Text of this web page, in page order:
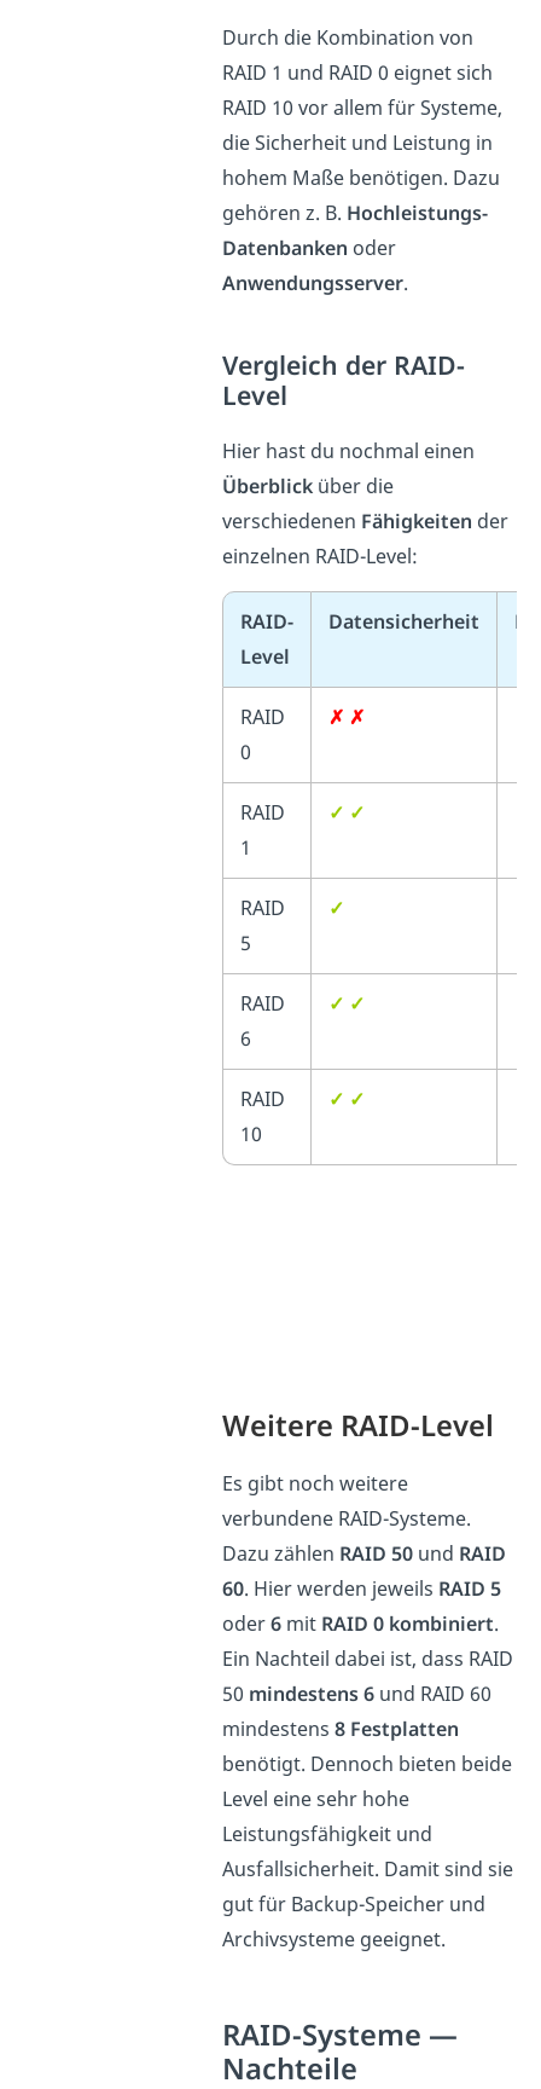
Durch die Kombination von
RAID 1 und RAID 0 eignet sich
RAID 10 vor allem für Systeme,
die Sicherheit und Leistung in
hohem Maße benötigen. Dazu
gehören z. B. Hochleistungs-
Datenbanken oder
Anwendungsserver.
Vergleich der RAID-
Level
Hier hast du nochmal einen
Überblick über die
verschiedenen Fähigkeiten der
einzelnen RAID-Level:
RAID-
Level
Datensicherheit
RAID
0
✗ ✗
RAID
1
✓ ✓
RAID
5
✓
RAID
6
✓ ✓
RAID
10
✓ ✓
Weitere RAID-Level
Es gibt noch weitere
verbundene RAID-Systeme.
Dazu zählen RAID 50 und RAID
60. Hier werden jeweils RAID 5
oder6 mit RAID 0 kombiniert.
Ein Nachteil dabei ist, dass RAID
50 mindestens 6 und RAID 60
mindestens8 Festplatten
benötigt. Dennoch bieten beide
Level eine sehr hohe
Leistungsfähigkeit und
Ausfallsicherheit. Damit sind sie
gut für Backup-Speicher und
Archivsysteme geeignet.
RAID-Systeme —
Nachteile